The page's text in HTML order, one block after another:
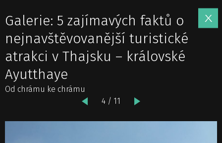
Galerie: 5 zajímavých faktů o
nejnavštěvovanější turistické
atrakci v Thajsku – královské
Ayutthaye
Od chrámu ke chrámu
4 / 11